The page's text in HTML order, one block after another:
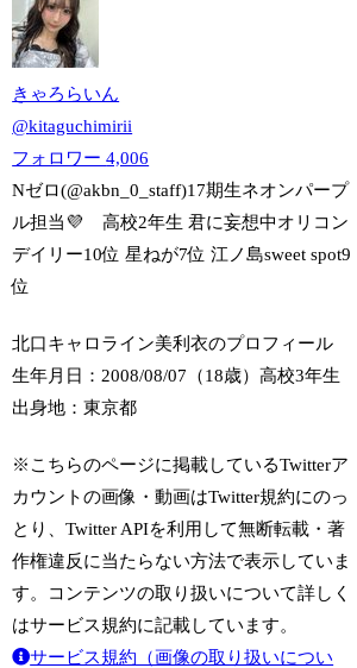
きゃろらいん
@kitaguchimirii
フォロワー4,006
Nゼロ(@akbn_0_staff)17期生ネオンパープ
ル担当💜 ︎︎︎︎ ︎︎ ︎︎ 高校2年生 君に妄想中オリコン
デイリー10位 星ねが7位 江ノ島sweet spot9
位
北口キャロライン美利衣のプロフィール
生年月日：2008/08/07（18歳）高校3年生
出身地：東京都
※こちらのページに掲載しているTwitterア
カウントの画像・動画はTwitter規約にのっ
とり、Twitter APIを利用して無断転載・著
作権違反に当たらない方法で表示していま
す。コンテンツの取り扱いについて詳しく
はサービス規約に記載しています。
サービス規約（画像の取り扱いについ